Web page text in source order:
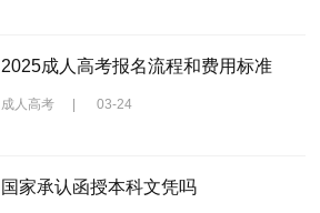
2025成人高考报名流程和费用标准
成人高考 | 03-24
国家承认函授本科文凭吗